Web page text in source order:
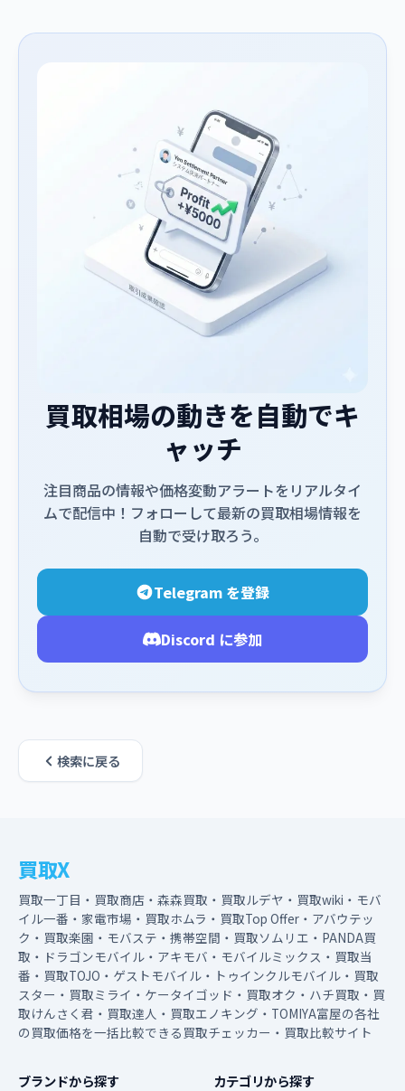
買取相場の動きを自動でキ
ャッチ
注目商品の情報や価格変動アラートをリアルタイ
ムで配信中！フォローして最新の買取相場情報を
自動で受け取ろう。
Telegram を登録
Discord に参加
検索に戻る
買取X
買取一丁目・買取商店・森森買取・買取ルデヤ・買取wiki・モバ
イル一番・家電市場・買取ホムラ・買取Top Offer・アバウテッ
ク・買取楽園・モバステ・携帯空間・買取ソムリエ・PANDA買
取・ドラゴンモバイル・アキモバ・モバイルミックス・買取当
番・買取TOJO・ゲストモバイル・トゥインクルモバイル・買取
スター・買取ミライ・ケータイゴッド・買取オク・ハチ買取・買
取けんさく君・買取達人・買取エノキング・TOMIYA富屋の各社
の買取価格を一括比較できる買取チェッカー・買取比較サイト
ブランドから探す カテゴリから探す